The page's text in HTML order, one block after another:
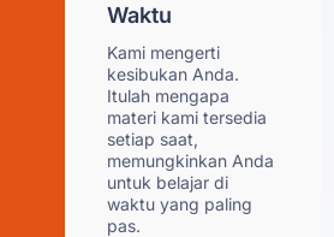
Waktu
Kami mengerti
kesibukan Anda.
Itulah mengapa
materi kami tersedia
setiap saat,
memungkinkan Anda
untuk belajar di
waktu yang paling
pas.